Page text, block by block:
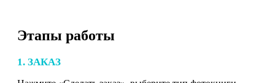
Этапы работы
1. ЗАКАЗ